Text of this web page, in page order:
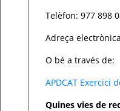
Telèfon: 977 898
Adreça
O bé a través de:
APDCAT Exercici
Quines vies de